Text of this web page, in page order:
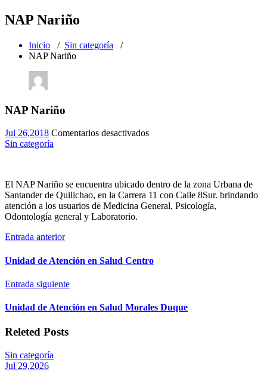
NAP Nariño
Inicio / Sin categoría /
NAP Nariño
NAP Nariño
Jul 26,2018 Comentarios desactivadosen
Sin categoría
El NAP Nariño se encuentra ubicado dentro de la zona Urbana de
Santander de Quilichao, en la Carrera 11 con Calle 8Sur. brindando
atención a los usuarios de Medicina General, Psicología,
Odontología general y Laboratorio.
Entrada anterior
Unidad de Atención en Salud Centro
Entrada siguiente
Unidad de Atención en Salud Morales Duque
Releted Posts
Sin categoría
Jul 29,2026